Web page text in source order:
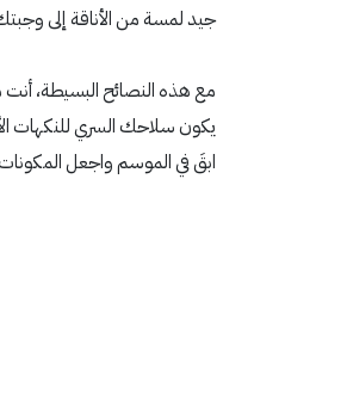
جيد لمسة من الأناقة إلى
مع هذه النصائح البسيطة، أنت
يكون سلاحك السري للنكهات
ابقَ في الموسم واجعل